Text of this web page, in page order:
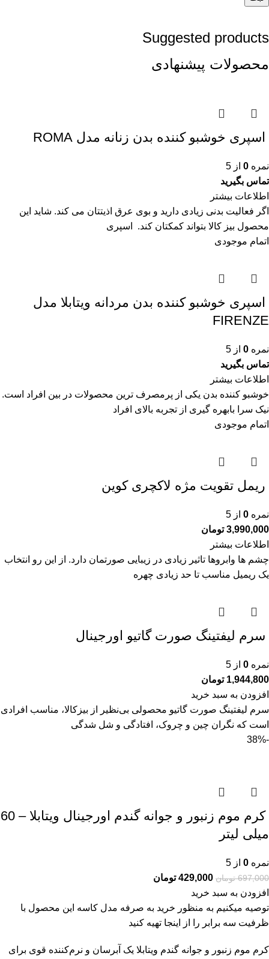
Suggested products
محصولات پیشنهادی
اسپری خوشبو کننده بدن زنانه مدل ROMA
نمره 0 از 5
تماس بگیرید
اطلاعات بیشتر
اگر فعالیت بدنی زیادی دارید و بوی عرق اذیتتان می کند. شاید این
محصول بیز کالا بتواند کمکتان کند. اسپری
اتمام موجودی
اسپری خوشبو کننده بدن مردانه ویتابلا مدل
FIRENZE
نمره 0 از 5
تماس بگیرید
اطلاعات بیشتر
خوشبو کننده بدن یکی از پرمصرف ترین محصولات در بین افراد است.
نیک سرا بابهره گیری از تجربه بالای افراد
اتمام موجودی
ريمل تقويت مژه لاكچری كوين
نمره 0 از 5
3,990,000 تومان
اطلاعات بیشتر
چشم ها وابروها تاثیر زیادی در زیبایی صورتمان دارد. از این رو انتخاب
یک ریمیل مناسب تا حد زیادی چهره
سرم ليفتينگ صورت گاتیو اورجینال
نمره 0 از 5
1,944,800 تومان
افزودن به سبد خرید
سرم ليفتينگ صورت گاتیو محصولی بی‌نظیر از بیزکالا، مناسب افرادی
است که نگران چین و چروک، افتادگی و شل‌ شدگی
-38%
کرم موم زنبور و جوانه گندم اورجینال ویتابلا – 60
میلی لیتر
نمره 0 از 5
697,000 تومان 429,000 تومان
افزودن به سبد خرید
توصیه میکنیم به منظور خرید به صرفه مدل کاسه این محصول با
ظرفیت سه برابر را از
اینجا تهیه کنید
کرم موم زنبور و جوانه گندم ویتابلا یک آبرسان و نرم‌کننده قوی برای